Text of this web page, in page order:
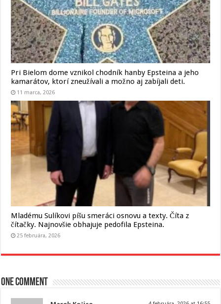
Pri Bielom dome vznikol chodník hanby Epsteina a jeho
kamarátov, ktorí zneužívali a možno aj zabíjali deti.
11 marca, 2026
Mladému Sulíkovi píšu smeráci osnovu a texty. Číta z
čítačky. Najnovšie obhajuje pedofila Epsteina.
25 februára, 2026
One comment